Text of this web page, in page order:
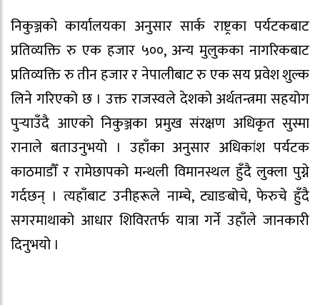
निकुञ्जको कार्यालयका अनुसार सार्क राष्ट्रका पर्यटकबाट
प्रतिव्यक्ति रु एक हजार ५००, अन्य मुलुकका नागरिकबाट
प्रतिव्यक्ति रु तीन हजार र नेपालीबाट रु एक सय प्रवेश शुल्क
लिने गरिएको छ । उक्त राजस्वले देशको अर्थतन्त्रमा सहयोग
पुर्‍याउँदै आएको निकुञ्जका प्रमुख संरक्षण अधिकृत सुस्मा
रानाले बताउनुभयो । उहाँका अनुसार अधिकांश पर्यटक
काठमाडौँ र रामेछापको मन्थली विमानस्थल हुँदै लुक्ला पुग्ने
गर्दछन् । त्यहाँबाट उनीहरूले नाम्चे, ट्याङबोचे, फेरुचे हुँदै
सगरमाथाको आधार शिविरतर्फ यात्रा गर्ने उहाँले जानकारी
दिनुभयो ।